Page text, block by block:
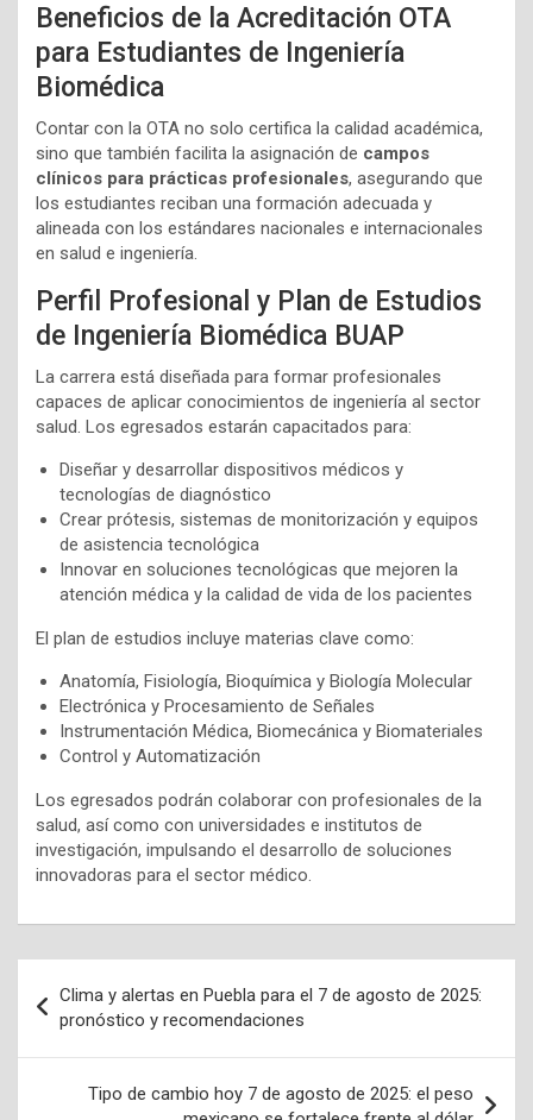
Beneficios de la Acreditación OTA
para Estudiantes de Ingeniería
Biomédica
Contar con la OTA no solo certifica la calidad académica,
sino que también facilita la asignación de campos
clínicos para prácticas profesionales, asegurando que
los estudiantes reciban una formación adecuada y
alineada con los estándares nacionales e internacionales
en salud e ingeniería.
Perfil Profesional y Plan de Estudios
de Ingeniería Biomédica BUAP
La carrera está diseñada para formar profesionales
capaces de aplicar conocimientos de ingeniería al sector
salud. Los egresados estarán capacitados para:
Diseñar y desarrollar dispositivos médicos y
tecnologías de diagnóstico
Crear prótesis, sistemas de monitorización y equipos
de asistencia tecnológica
Innovar en soluciones tecnológicas que mejoren la
atención médica y la calidad de vida de los pacientes
El plan de estudios incluye materias clave como:
Anatomía, Fisiología, Bioquímica y Biología Molecular
Electrónica y Procesamiento de Señales
Instrumentación Médica, Biomecánica y Biomateriales
Control y Automatización
Los egresados podrán colaborar con profesionales de la
salud, así como con universidades e institutos de
investigación, impulsando el desarrollo de soluciones
innovadoras para el sector médico.
de
entradas
Clima y alertas en Puebla para el 7 de agosto de 2025:
pronóstico y recomendaciones
Tipo de cambio hoy 7 de agosto de 2025: el peso